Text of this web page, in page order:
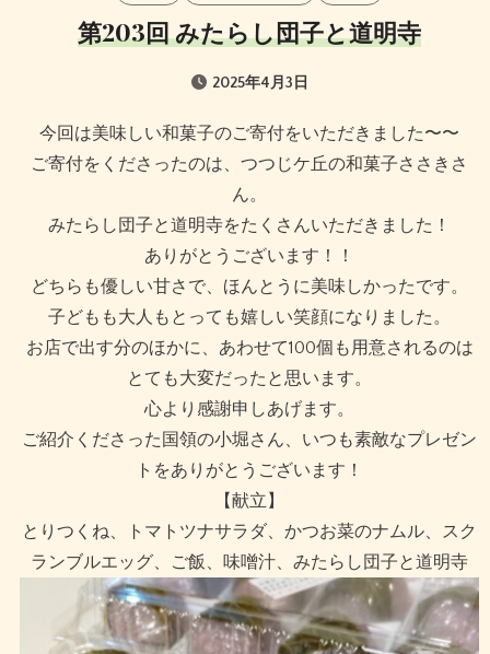
第203回 みたらし団子と道明寺
2025年4月3日
今回は美味しい和菓子のご寄付をいただきました〜〜
ご寄付をくださったのは、つつじケ丘の和菓子ささきさ
ん。
みたらし団子と道明寺をたくさんいただきました！
ありがとうございます！！
どちらも優しい甘さで、ほんとうに美味しかったです。
子どもも大人もとっても嬉しい笑顔になりました。
お店で出す分のほかに、あわせて100個も用意されるのは
とても大変だったと思います。
心より感謝申しあげます。
ご紹介くださった国領の小堀さん、いつも素敵なプレゼン
トをありがとうございます！
【献立】
とりつくね、トマトツナサラダ、かつお菜のナムル、スク
ランブルエッグ、ご飯、味噌汁、みたらし団子と道明寺